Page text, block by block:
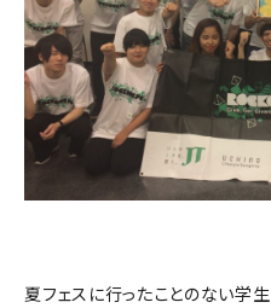
夏フェスに行ったことのない学